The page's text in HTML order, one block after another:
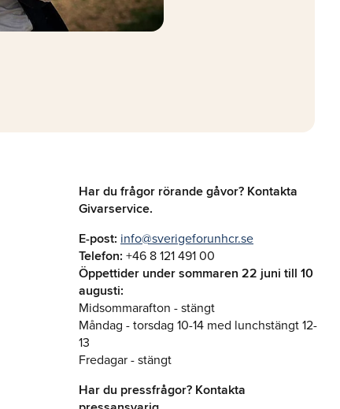
Har du frågor rörande gåvor? Kontakta
Givarservice.
E-post: info@sverigeforunhcr.se
Telefon: +46 8 121 491 00
Öppettider under sommaren 22 juni till 10
augusti:
Midsommarafton - stängt
Måndag - torsdag 10-14 med lunchstängt 12-
13
Fredagar - stängt
Har du pressfrågor? Kontakta